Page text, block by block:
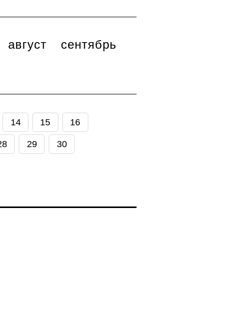
август
сентябрь
14 15 16
29 30